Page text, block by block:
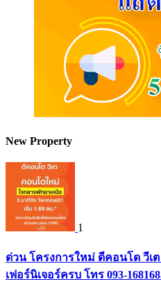
New Property
1
ด่วน โครงการใหม่ ดีคอนโด วีเ
เฟอร์นิเจอร์ครบ โทร 093-